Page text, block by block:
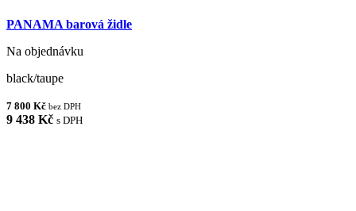
PANAMA barová židle
Na objednávku
black/taupe
7 800 Kč bez DPH
9 438 Kč s DPH